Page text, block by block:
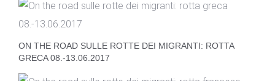
ON THE ROAD SULLE ROTTE DEI MIGRANTI: ROTTA
GRECA 08.-13.06.2017